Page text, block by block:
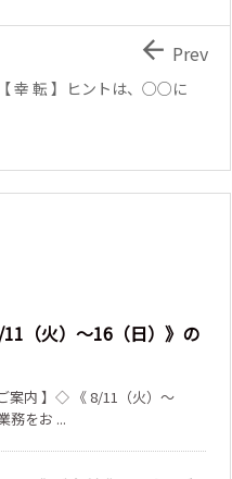
幸 転 】ヒントは、○○に
 Prev
（火）～16（日）》の
案内 】◇ 《 8/11（火）～
務をお ...